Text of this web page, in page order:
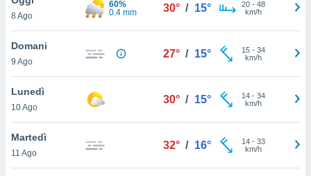
è
al sito
di
ci
di
il
8 Ago
60%
0.4 mm
30° / 15° 20- 48
km/h
Domani
9 Ago
27° / 15° 15- 34
km/h
Lunedì
10 Ago
30° / 15° 14- 34
km/h
Martedì
11 Ago
32° / 16° 14- 33
km/h